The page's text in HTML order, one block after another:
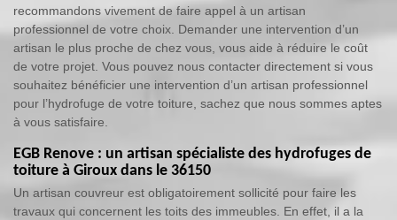
recommandons vivement de faire appel à un artisan
professionnel de votre choix. Demander une intervention d’un
artisan le plus proche de chez vous, vous aide à réduire le coût
de votre projet. Vous pouvez nous contacter directement si vous
souhaitez bénéficier une intervention d’un artisan professionnel
pour l’hydrofuge de votre toiture, sachez que nous sommes aptes
à vous satisfaire.
EGB Renove : un artisan spécialiste des hydrofuges de
toiture à Giroux dans le 36150
Un artisan couvreur est obligatoirement sollicité pour faire les
travaux qui concernent les toits des immeubles. En effet, il a la